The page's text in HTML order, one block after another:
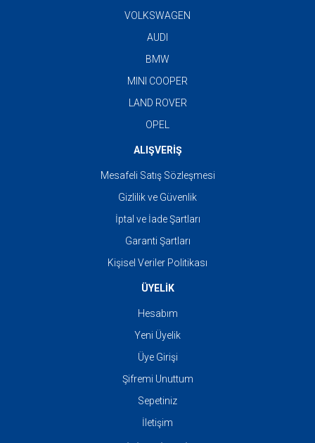
VOLKSWAGEN
AUDI
BMW
MINI COOPER
LAND ROVER
OPEL
ALIŞVERİŞ
Mesafeli Satış Sözleşmesi
Gizlilik ve Güvenlik
İptal ve İade Şartları
Garanti Şartları
Kişisel Veriler Politikası
ÜYELİK
Hesabım
Yeni Üyelik
Üye Girişi
Şifremi Unuttum
Sepetiniz
İletişim